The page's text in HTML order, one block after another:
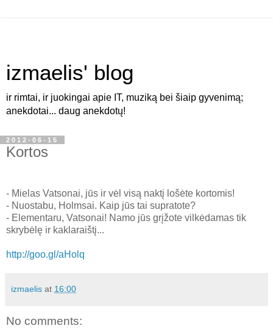
izmaelis' blog
ir rimtai, ir juokingai apie IT, muziką bei šiaip gyvenimą;
anekdotai... daug anekdotų!
2012-06-15
Kortos
- Mielas Vatsonai, jūs ir vėl visą naktį lošėte kortomis!
- Nuostabu, Holmsai. Kaip jūs tai supratote?
- Elementaru, Vatsonai! Namo jūs grįžote vilkėdamas tik
skrybėlę ir kaklaraištį...
http://goo.gl/aHolq
izmaelis at 16:00
No comments: